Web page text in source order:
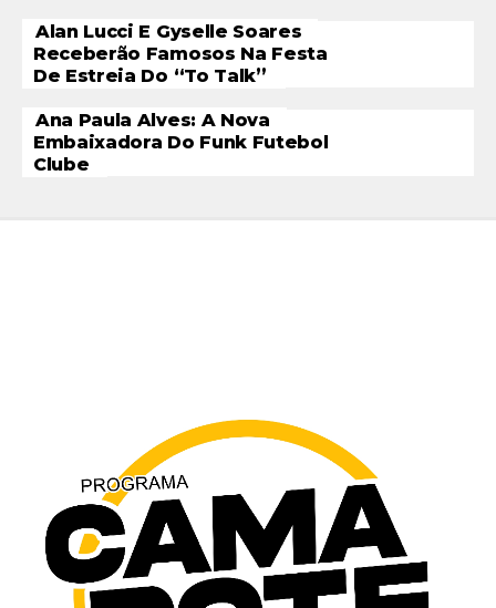
Alan Lucci E Gyselle Soares
Receberão Famosos Na Festa
De Estreia Do “To Talk”
Ana Paula Alves: A Nova
Embaixadora Do Funk Futebol
Clube